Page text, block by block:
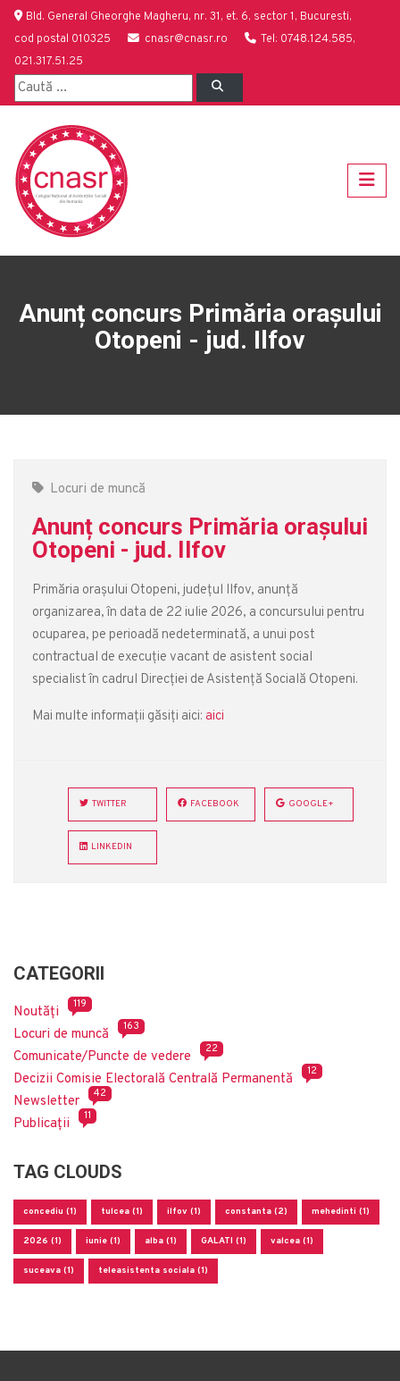
Bld. General Gheorghe Magheru, nr. 31, et. 6, sector 1, Bucuresti,
cod postal 010325
cnasr@cnasr.ro
Tel: 0748.124.585,
021.317.51.25
Anunț concurs Primăria orașului
Otopeni - jud. Ilfov
Locuri de muncă
Anunț concurs Primăria orașului
Otopeni - jud. Ilfov
Primăria orașului Otopeni, județul Ilfov, anunță
organizarea, în data de 22 iulie 2026, a concursului pentru
ocuparea, pe perioadă nedeterminată, a unui post
contractual de execuție vacant de asistent social
specialist în cadrul Direcției de Asistență Socială Otopeni.
Mai multe informații găsiți aici: aici
TWITTER FACEBOOK GOOGLE+
LINKEDIN
CATEGORII
Noutăți 119
Locuri de muncă 163
Comunicate/Puncte de vedere 22
Decizii Comisie Electorală Centrală Permanentă 12
Newsletter 42
Publicații 11
TAG CLOUDS
concediu (1) tulcea (1) ilfov (1) constanta (2) mehedinti (1)
2026 (1) iunie (1) alba (1) GALATI (1) valcea (1)
suceava (1) teleasistenta sociala (1)